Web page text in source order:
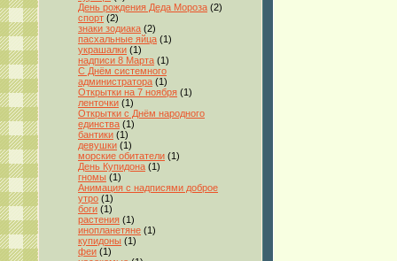
День рождения Деда Мороза (2)
спорт (2)
знаки зодиака (2)
пасхальные яйца (1)
украшалки (1)
надписи 8 Марта (1)
С Днём системного
администратора (1)
Открытки на 7 ноября (1)
ленточки (1)
Открытки с Днём народного
единства (1)
бантики (1)
девушки (1)
морские обитатели (1)
День Купидона (1)
гномы (1)
Анимация с надписями доброе
утро (1)
боги (1)
растения (1)
инопланетяне (1)
купидоны (1)
феи (1)